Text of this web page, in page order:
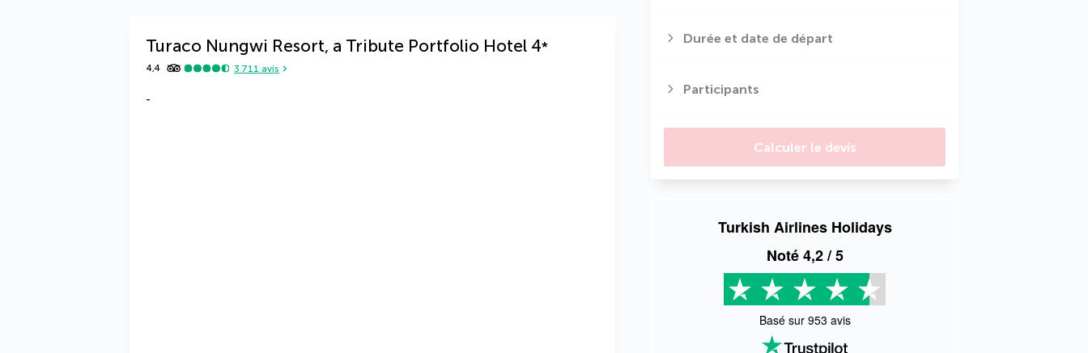
Durée et date de départ
Participants
Calculer le devis
Turkish Airlines Holidays
Noté4,2/ 5
Basé sur 953 avis
Turaco Nungwi Resort, a Tribute Portfolio Hotel 4*
4,4 3 711 avis
-